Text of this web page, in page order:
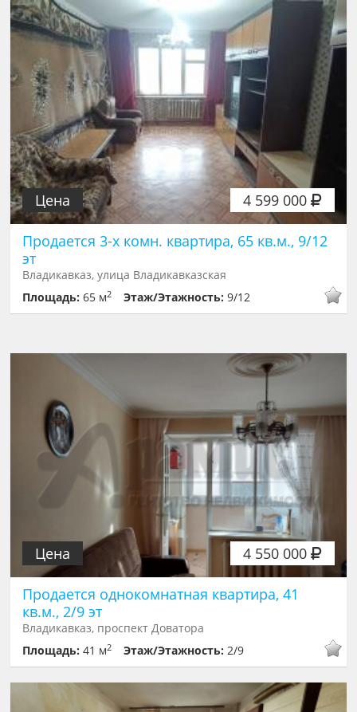
4 599 000
Цена
Продается 3-х комн. квартира, 65 кв.м., 9/12
эт
Владикавказ, улица Владикавказская
Площадь:65 м2 Этаж/Этажность:9/12
4 550 000
Цена
Продается однокомнатная квартира, 41
кв.м., 2/9 эт
Владикавказ, проспект Доватора
Площадь:41 м2 Этаж/Этажность:2/9